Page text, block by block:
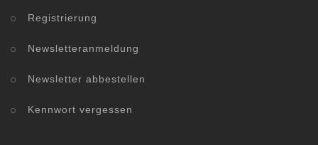
Registrierung
Newsletteranmeldung
Newsletter abbestellen
Kennwort vergessen